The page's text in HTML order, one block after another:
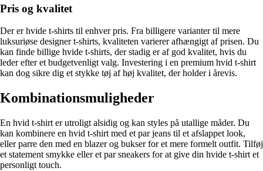
Pris og kvalitet
Der er hvide t-shirts til enhver pris. Fra billigere varianter til mere
luksuriøse designer t-shirts, kvaliteten varierer afhængigt af prisen. Du
kan finde billige hvide t-shirts, der stadig er af god kvalitet, hvis du
leder efter et budgetvenligt valg. Investering i en premium hvid t-shirt
kan dog sikre dig et stykke tøj af høj kvalitet, der holder i årevis.
Kombinationsmuligheder
En hvid t-shirt er utroligt alsidig og kan styles på utallige måder. Du
kan kombinere en hvid t-shirt med et par jeans til et afslappet look,
eller parre den med en blazer og bukser for et mere formelt outfit. Tilføj
et statement smykke eller et par sneakers for at give din hvide t-shirt et
personligt touch.